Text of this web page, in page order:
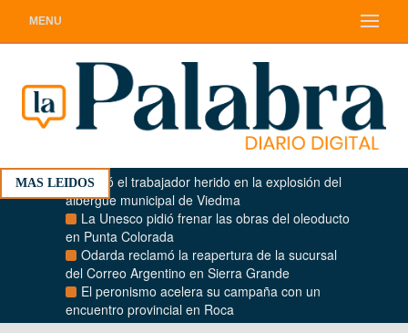
MENU
MAS LEIDOSMurió el trabajador herido en la explosión del
albergue municipal de Viedma
La Unesco pidió frenar las obras del oleoducto
en Punta Colorada
Odarda reclamó la reapertura de la sucursal
del Correo Argentino en Sierra Grande
El peronismo acelera su campaña con un
encuentro provincial en Roca